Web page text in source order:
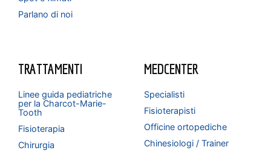
Parlano di noi
TRATTAMENTI
Linee guida pediatriche
per la Charcot-Marie-
Tooth
Fisioterapia
Chirurgia
MEDCENTER
Specialisti
Fisioterapisti
Officine ortopediche
Chinesiologi / Trainer